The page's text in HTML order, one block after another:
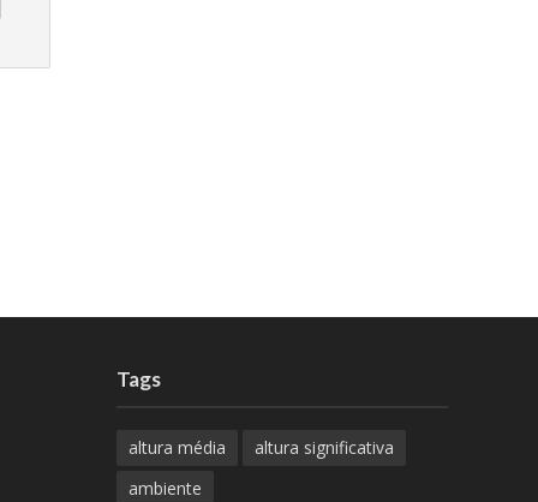
Tags
altura média
altura significativa
ambiente